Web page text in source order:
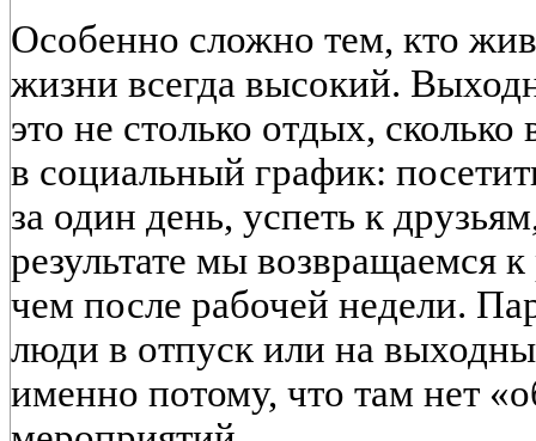
Особенно сложно тем, кто
жизни всегда высокий.
это не столько отдых,
в социальный график:
за один день, успеть к
результате мы возвращаемся
чем после рабочей недели.
люди в отпуск или на
именно потому, что там нет